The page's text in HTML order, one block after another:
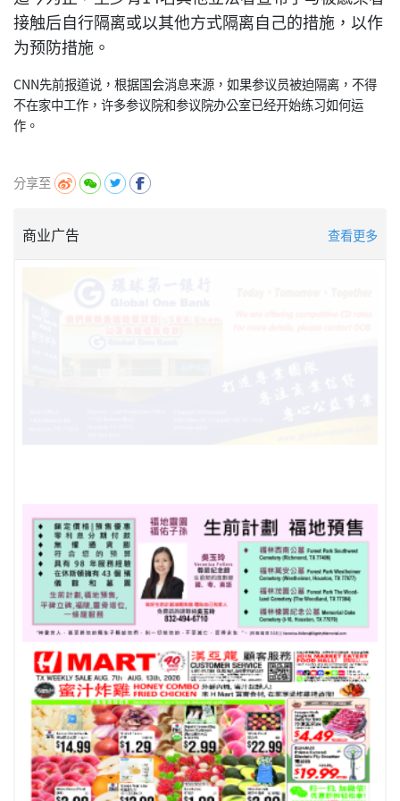
接触后自行隔离或以其他方式隔离自己的措施，以作
为预防措施。
CNN先前报道说，根据国会消息来源，如果参议员被迫隔离，不得
不在家中工作，许多参议院和参议院办公室已经开始练习如何运
作。
分享至
商业广告 查看更多